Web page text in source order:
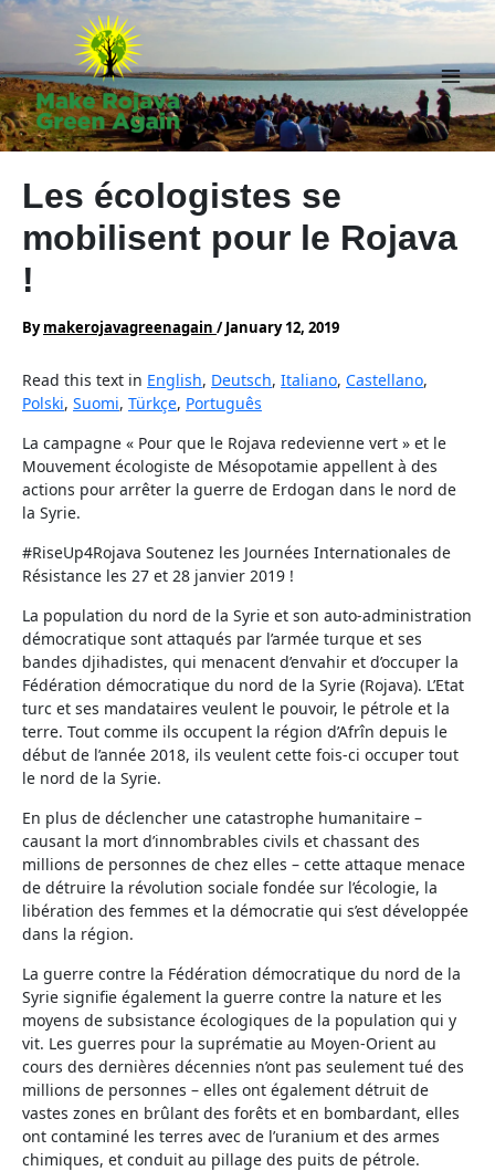
Skip
Main
Les écologistes se
mobilisent pour le Rojava
!
Bymakerojavagreenagain /January 12, 2019
Read this text in English, Deutsch, Italiano, Castellano,
Polski, Suomi, Türkçe, Português
La campagne « Pour que le Rojava redevienne vert » et le
Mouvement écologiste de Mésopotamie appellent à des
actions pour arrêter la guerre de Erdogan dans le nord de
la Syrie.
#RiseUp4Rojava Soutenez les Journées Internationales de
Résistance les 27 et 28 janvier 2019 !
La population du nord de la Syrie et son auto-administration
démocratique sont attaqués par l’armée turque et ses
bandes djihadistes, qui menacent d’envahir et d’occuper la
Fédération démocratique du nord de la Syrie (Rojava). L’Etat
turc et ses mandataires veulent le pouvoir, le pétrole et la
terre. Tout comme ils occupent la région d’Afrîn depuis le
début de l’année 2018, ils veulent cette fois-ci occuper tout
le nord de la Syrie.
En plus de déclencher une catastrophe humanitaire –
causant la mort d’innombrables civils et chassant des
millions de personnes de chez elles – cette attaque menace
de détruire la révolution sociale fondée sur l’écologie, la
libération des femmes et la démocratie qui s’est développée
dans la région.
La guerre contre la Fédération démocratique du nord de la
Syrie signifie également la guerre contre la nature et les
moyens de subsistance écologiques de la population qui y
vit. Les guerres pour la suprématie au Moyen-Orient au
cours des dernières décennies n’ont pas seulement tué des
millions de personnes – elles ont également détruit de
vastes zones en brûlant des forêts et en bombardant, elles
ont contaminé les terres avec de l’uranium et des armes
chimiques, et conduit au pillage des puits de pétrole.